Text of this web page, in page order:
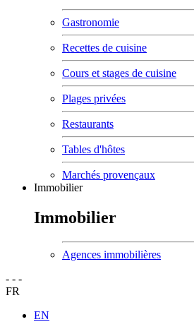
Gastronomie
Recettes de cuisine
Cours et stages de cuisine
Plages privées
Restaurants
Tables d'hôtes
Marchés provençaux
Immobilier
Immobilier
Agences immobilières
- - -
FR
EN